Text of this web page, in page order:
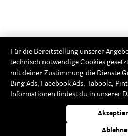
Für die Bereitstellung unserer
technisch notwendige Cookies
mit deiner Zustimmung die Dienste
Bing Ads, Facebook Ads, Taboola,
Informationen findest du in unserer